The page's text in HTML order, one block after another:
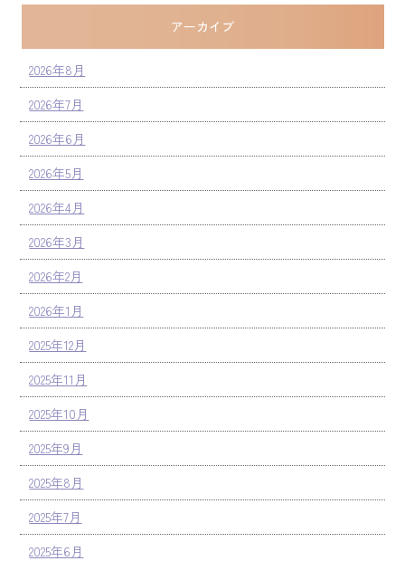
アーカイブ
2026年8月
2026年7月
2026年6月
2026年5月
2026年4月
2026年3月
2026年2月
2026年1月
2025年12月
2025年11月
2025年10月
2025年9月
2025年8月
2025年7月
2025年6月